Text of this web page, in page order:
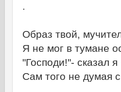
.
Образ твой,
Я не мог в тумане
"Господи!"- сказал
Сам того не думая